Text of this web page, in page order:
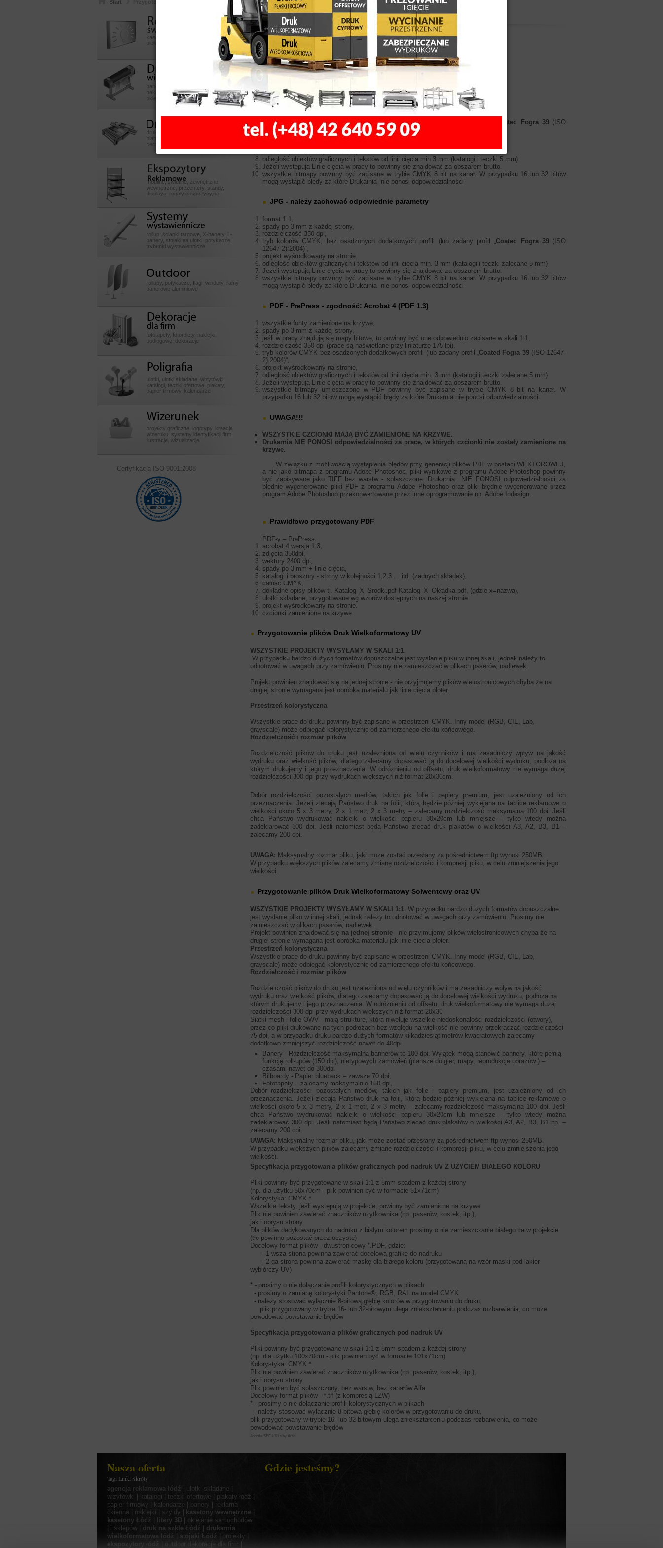
Start
Reklamy
swietlneeeeee
kasetony aluminiowe, z dibondu, z
pleksy, litery przestrzenne 3D LED
Druk
wielkoformatowy
banery, reklama okienna, plakaty,
naklejki, szyldy, kasetony, litery 3D,
oklejanie samochodów i sklepów
Druk UV
druk na pcv, dibond, pmma, szkle,
piance, płytach mdf, sklejce, płytkach
ceramicznych, skóry, inne
Ekspozytory POSssss
mobilne, świetlne, zewnętrzne,
wewnętrzne, prezentery, standy,
displaye, regały ekspozycyjne
Systemy
wystawiennicze
rollup, ścianki targowe, X-banery, L-
banery, stojaki na ulotki, potykacze,
trybunki wystawiennicze
rollupy, potykacze, flagi, windery, ramy
banerowe aluminiowe
Dekoracje dla firm
fototapety, fotorolety, naklejki
podłogowe, dekoracje
Poligrafia
ulotki, ulotki składane, wizytówki,
katalogi, teczki ofertowe, plakaty,
papier firmowy, kalendarze
Wizerunek
projekty graficzne, logotypy, kreacja
wizeruku, systemy identyfikacji firm,
ilustracje, wizualizacje
Certyfikacja ISO 9001:2008
Przygotowanie plików
Przygotowanie plików Druk Offsetowy
Dane przyjmujemy w formie elektronicznej za pośrednictwem FTP
Rekomendowanym formatem plików jest PDF
TIF - należy zachować odpowiednie parametry:
format 1:1,
spady po 3 mm z każdej strony,
rozdzielczość 350 dpi,
tryb kolorów CMYK, bez osadzonych dodatkowych profili (lub zadany profil „
Coated Fogra 39(ISO
12647-2):2004)“,
bez warstw – spłaszczone,
projekt wyśrodkowany na stronie,
odległość obiektów graficznych i tekstów od linii cięcia min 3 mm.(katalogi i teczki 5 mm)
Jeżeli występują Linie cięcia w pracy to powinny się znajdować za obszarem brutto.
wszystkie bitmapy powinny być zapisane w trybie CMYK 8 bit na kanał. W przypadku 16 lub 32 bitów
mogą wystąpić błędy za które Drukarnia nie ponosi odpowiedzialności
JPG - należy zachować odpowiednie parametry
format 1:1,
spady po 3 mm z każdej strony,
rozdzielczość 350 dpi,
tryb kolorów CMYK, bez osadzonych dodatkowych profili (lub zadany profil „Coated Fogra 39(ISO
12647-2):2004)“,
projekt wyśrodkowany na stronie.
odległość obiektów graficznych i tekstów od linii cięcia min. 3 mm (katalogi i teczki zalecane 5 mm)
Jeżeli występują Linie cięcia w pracy to powinny się znajdować za obszarem brutto.
wszystkie bitmapy powinny być zapisane w trybie CMYK 8 bit na kanał. W przypadku 16 lub 32 bitów
mogą wystąpić błędy za które Drukarnia nie ponosi odpowiedzialności
PDF - PrePress - zgodność: Acrobat 4 (PDF 1.3)
wszystkie fonty zamienione na krzywe,
spady po 3 mm z każdej strony,
jeśli w pracy znajdują się mapy bitowe, to powinny być one odpowiednio zapisane w skali 1:1,
rozdzielczość 350 dpi (prace są naświetlane przy liniaturze 175 lpi),
tryb kolorów CMYK bez osadzonych dodatkowych profili (lub zadany profil „Coated Fogra 39(ISO 12647-
2):2004)“,
projekt wyśrodkowany na stronie,
odległość obiektów graficznych i tekstów od linii cięcia min. 3 mm (katalogi i teczki zalecane 5 mm)
Jeżeli występują Linie cięcia w pracy to powinny się znajdować za obszarem brutto.
wszystkie bitmapy umieszczone w PDF powinny być zapisane w trybie CMYK 8 bit na kanał. W
przypadku 16 lub 32 bitów mogą wystąpić błędy za które Drukarnia nie ponosi odpowiedzialności
UWAGA!!!
WSZYSTKIE CZCIONKI MAJĄ BYĆ ZAMIENIONE NA KRZYWE.
Drukarnia NIE PONOSI odpowiedzialności za prace, w których czcionki nie zostały zamienione na
krzywe.
W związku z możliwością wystąpienia błędów przy generacji plików PDF w postaci WEKTOROWEJ,
a nie jako bitmapa z programu Adobe Photoshop, pliki wynikowe z programu Adobe Photoshop powinny
być zapisywane jako TIFF bez warstw - spłaszczone. Drukarnia NIE PONOSI odpowiedzialności za
błędnie wygenerowane pliki PDF z programu Adobe Photoshop oraz pliki błędnie wygenerowane przez
program Adobe Photoshop przekonwertowane przez inne oprogramowanie np. Adobe Indesign.
Prawidłowo przygotowany PDF
PDF-y – PrePress:
acrobat 4 wersja 1.3,
zdjęcia 350dpi,
wektory 2400 dpi,
spady po 3 mm + linie cięcia,
katalogi i broszury - strony w kolejności 1,2,3 ... itd. (żadnych składek),
całość CMYK,
dokładne opisy plików tj. Katalog_X_Srodki.pdf Katalog_X_Okładka.pdf, (gdzie x=nazwa),
ulotki składane, przygotowane wg wzorów dostępnych na naszej stronie
projekt wyśrodkowany na stronie.
czcionki zamienione na krzywe
Przygotowanie plików Druk Wielkoformatowy UV
WSZYSTKIE PROJEKTY WYSYŁAMY W SKALI 1:1.
W przypadku bardzo dużych formatów dopuszczalne jest wysłanie pliku w innej skali, jednak należy to
odnotować w uwagach przy zamówieniu. Prosimy nie zamieszczać w plikach paserów, nadlewek.
Projekt powinien znajdować się na jednej stronie - nie przyjmujemy plików wielostronicowych chyba że na
drugiej stronie wymagana jest obróbka materiału jak linie cięcia ploter.
Przestrzeń kolorystyczna
Wszystkie prace do druku powinny być zapisane w przestrzeni CMYK. Inny model (RGB, CIE, Lab,
grayscale) może odbiegać kolorystycznie od zamierzonego efektu końcowego.
Rozdzielczość i rozmiar plików
Rozdzielczość plików do druku jest uzależniona od wielu czynników i ma zasadniczy wpływ na jakość
wydruku oraz wielkość plików, dlatego zalecamy dopasować ją do docelowej wielkości wydruku, podłoża na
którym drukujemy i jego przeznaczenia. W odróżnieniu od offsetu, druk wielkoformatowy nie wymaga dużej
rozdzielczości 300 dpi przy wydrukach większych niż format 20x30cm.
Dobór rozdzielczości pozostałych mediów, takich jak folie i papiery premium, jest uzależniony od ich
przeznaczenia. Jeżeli zlecają Państwo druk na folii, którą będzie później wyklejana na tablice reklamowe o
wielkości około 5 x 3 metry, 2 x 1 metr, 2 x 3 metry – zalecamy rozdzielczość maksymalną 100 dpi. Jeśli
chcą Państwo wydrukować naklejki o wielkości papieru 30x20cm lub mniejsze – tylko wtedy można
zadeklarować 300 dpi. Jeśli natomiast będą Państwo zlecać druk plakatów o wielkości A3, A2, B3, B1 –
zalecamy 200 dpi.
UWAGA: Maksymalny rozmiar pliku, jaki może zostać przesłany za pośrednictwem ftp wynosi 250MB.
W przypadku większych plików zalecamy zmianę rozdzielczości i kompresji pliku, w celu zmniejszenia jego
wielkości.
Przygotowanie plików Druk Wielkoformatowy Solwentowy oraz UV
WSZYSTKIE PROJEKTY WYSYŁAMY W SKALI 1:1. W przypadku bardzo dużych formatów dopuszczalne
jest wysłanie pliku w innej skali, jednak należy to odnotować w uwagach przy zamówieniu. Prosimy nie
zamieszczać w plikach paserów, nadlewek.
Projekt powinien znajdować się na jednej stronie - nie przyjmujemy plików wielostronicowych chyba że na
drugiej stronie wymagana jest obróbka materiału jak linie cięcia ploter.
Przestrzeń kolorystyczna
Wszystkie prace do druku powinny być zapisane w przestrzeni CMYK. Inny model (RGB, CIE, Lab,
grayscale) może odbiegać kolorystycznie od zamierzonego efektu końcowego.
Rozdzielczość i rozmiar plików
Rozdzielczość plików do druku jest uzależniona od wielu czynników i ma zasadniczy wpływ na jakość
wydruku oraz wielkość plików, dlatego zalecamy dopasować ją do docelowej wielkości wydruku, podłoża na
którym drukujemy i jego przeznaczenia. W odróżnieniu od offsetu, druk wielkoformatowy nie wymaga dużej
rozdzielczości 300 dpi przy wydrukach większych niż format 20x30
Siatki mesh i folie OWV - mają strukturę, która niweluje wszelkie niedoskonałości rozdzielczości (otwory),
przez co pliki drukowane na tych podłożach bez względu na wielkość nie powinny przekraczać rozdzielczości
75 dpi, a w przypadku druku bardzo dużych formatów kilkadziesiąt metrów kwadratowych zalecamy
dodatkowo zmniejszyć rozdzielczość nawet do 40dpi.
Banery - Rozdzielczość maksymalna bannerów to 100 dpi. Wyjątek mogą stanowić bannery, które pełnią
funkcję roll-upów (150 dpi), nietypowych zamówień (plansze do gier, mapy, reprodukcje obrazów ) –
czasami nawet do 300dpi
Bilboardy - Papier blueback – zawsze 70 dpi,
Fototapety – zalecamy maksymalnie 150 dpi,
Dobór rozdzielczości pozostałych mediów, takich jak folie i papiery premium, jest uzależniony od ich
przeznaczenia. Jeżeli zlecają Państwo druk na folii, którą będzie później wyklejana na tablice reklamowe o
wielkości około 5 x 3 metry, 2 x 1 metr, 2 x 3 metry – zalecamy rozdzielczość maksymalną 100 dpi. Jeśli
chcą Państwo wydrukować naklejki o wielkości papieru 30x20cm lub mniejsze – tylko wtedy można
zadeklarować 300 dpi. Jeśli natomiast będą Państwo zlecać druk plakatów o wielkości A3, A2, B3, B1 itp. –
zalecamy 200 dpi.
UWAGA: Maksymalny rozmiar pliku, jaki może zostać przesłany za pośrednictwem ftp wynosi 250MB.
W przypadku większych plików zalecamy zmianę rozdzielczości i kompresji pliku, w celu zmniejszenia jego
wielkości.
Specyfikacja przygotowania plików graficznych pod nadruk UV Z UŻYCIEM BIAŁEGO KOLORU
Pliki powinny być przygotowane w skali 1:1 z 5mm spadem z każdej strony
(np. dla użytku 50x70cm - plik powinien być w formacie 51x71cm)
Kolorystyka: CMYK *
Wszelkie teksty, jeśli występują w projekcie, powinny być zamienione na krzywe
Plik nie powinien zawierać znaczników użytkownika (np. paserów, kostek, itp.),
jak i obrysu strony
Dla plików dedykowanych do nadruku z białym kolorem prosimy o nie zamieszczanie białego tła w projekcie
(tło powinno pozostać przezroczyste)
Docelowy format plików - dwustronicowy *.PDF, gdzie:
- 1-wsza strona powinna zawierać docelową grafikę do nadruku
- 2-ga strona powinna zawierać maskę dla białego koloru (przygotowaną na wzór maski pod lakier
wybiórczy UV)
* - prosimy o nie dołączanie profili kolorystycznych w plikach
- prosimy o zamianę kolorystyki Pantone®, RGB, RAL na model CMYK
- należy stosować wyłącznie 8-bitową głębię kolorów w przygotowaniu do druku,
plik przygotowany w trybie 16- lub 32-bitowym ulega zniekształceniu podczas rozbarwienia, co może
powodować powstawanie błędów
Specyfikacja przygotowania plików graficznych pod nadruk UV
Pliki powinny być przygotowane w skali 1:1 z 5mm spadem z każdej strony
(np. dla użytku 100x70cm - plik powinien być w formacie 101x71cm)
Kolorystyka: CMYK *
Plik nie powinien zawierać znaczników użytkownika (np. paserów, kostek, itp.),
jak i obrysu strony
Plik powinien być spłaszczony, bez warstw, bez kanałów Alfa
Docelowy format plików - *.tif (z kompresją LZW)
* - prosimy o nie dołączanie profili kolorystycznych w plikach
- należy stosować wyłącznie 8-bitową głębię kolorów w przygotowaniu do druku,
plik przygotowany w trybie 16- lub 32-bitowym ulega zniekształceniu podczas rozbarwienia, co może
powodować powstawanie błędów
Joomla SEF URLs by Artio
Nasza oferta
Tagi Linki Skróty
agencja reklamowa łódź ulotki składane
wizytówki
katalogi teczki ofertowe plakaty łódź
papier firmowy
kalendarze banery
reklama
okienna
naklejki szyldy kasetony wewnętrzne
kasetony Łódź
litery 3D
oklejanie samochodów
i sklepów druk na szkle Łódź
drukarnia
wielkoformatowa łódź
stojaki Łódź projekty
ekspozytory łódź
outdoor dekoracje dla firm
Gdzie jesteśmy?